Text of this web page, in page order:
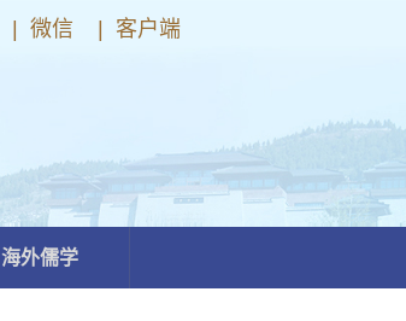
微信 客户端
海外儒学